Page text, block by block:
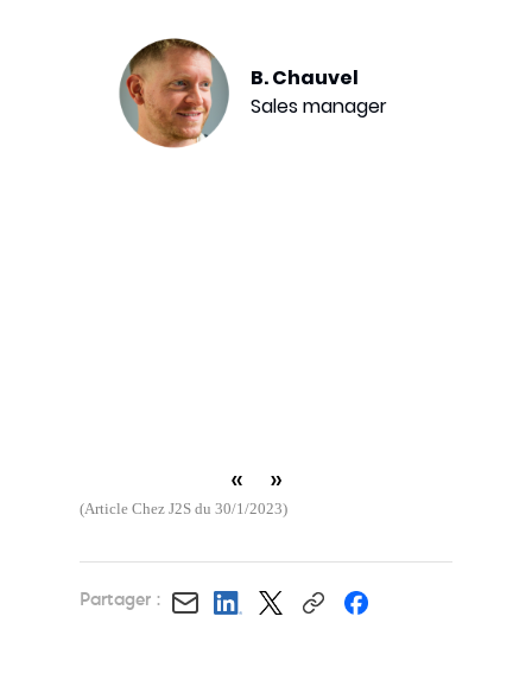
B. Chauvel
Sales manager
« »
(Article Chez J2S du 30/1/2023)
Partager :